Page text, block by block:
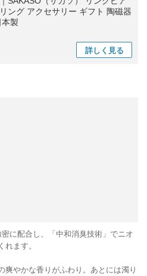
ング アクセサリー ギフト 陶磁器
製
詳しく 見る
に配合し、「中和消臭技術」でニオ
れます。
爽やかな香りがふわり。あとには濁り